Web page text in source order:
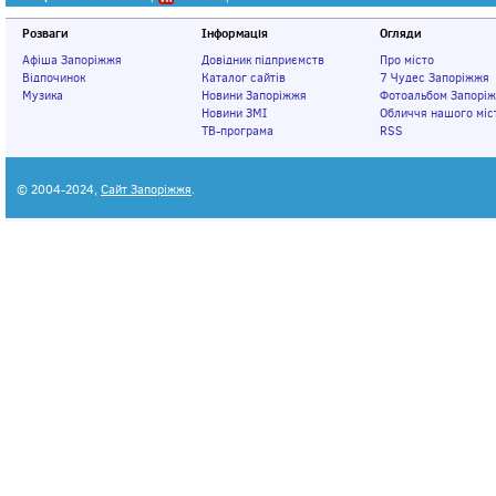
Розваги
Афіша Запоріжжя
Відпочинок
Музика
Інформація
Довідник підприємств
Каталог сайтів
Новини Запоріжжя
Новини ЗМІ
ТВ-програма
Огляди
Про місто
7 Чудес Запоріжжя
Фотоальбом
Обличчя нашого
RSS
© 2004-2024, Сайт Запоріжжя.